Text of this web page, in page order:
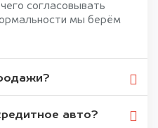
согласовывать
мы берём
авто?